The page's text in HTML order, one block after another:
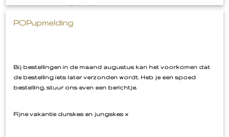
Konijntje
Ook interessant
POPupmelding
Bij bestellingen in de maand augustus kan het voorkomen dat
de bestelling iets later verzonden wordt. Heb je een spoed
bestelling, stuur ons even een berichtje.
Fijne vakantie durskes en jungskes x